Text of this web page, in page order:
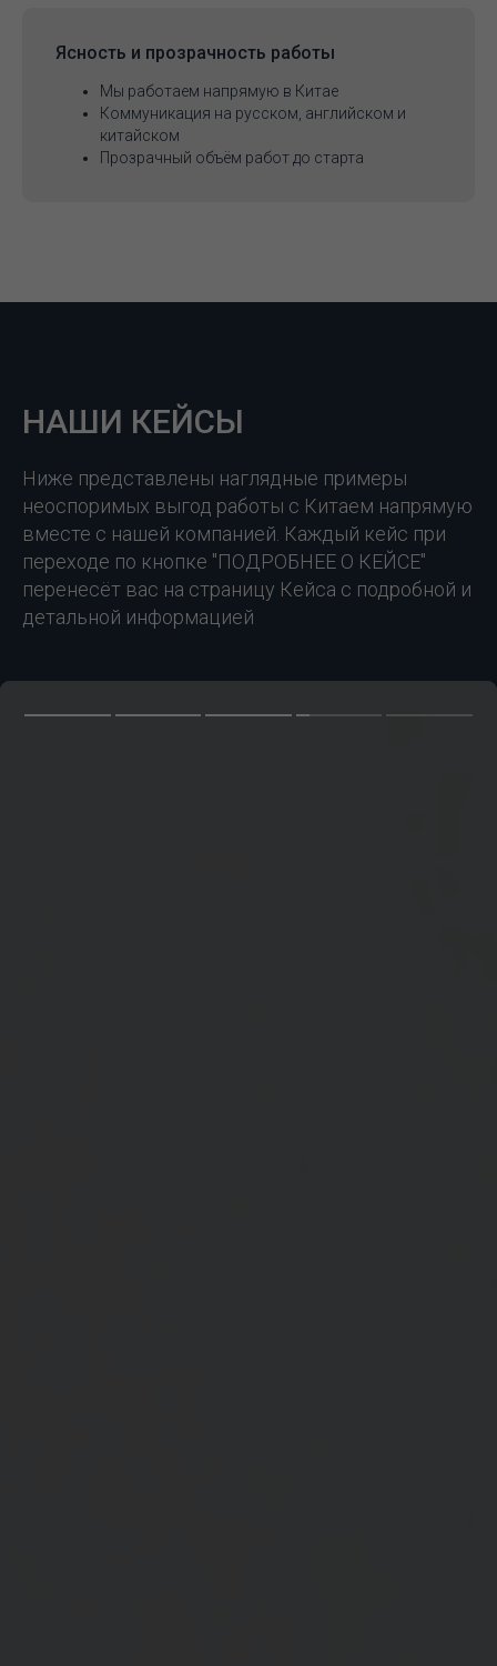
Ясность и прозрачность работы
Мы работаем напрямую в Китае
Коммуникация на русском, английском и
китайском
Прозрачный объём работ до старта
НАШИ КЕЙСЫ
Ниже представлены наглядные примеры
неоспоримых выгод работы с Китаем напрямую
вместе с нашей компанией. Каждый кейс при
переходе по кнопке "ПОДРОБНЕЕ О КЕЙСЕ"
перенесёт вас на страницу Кейса с подробной и
детальной информацией